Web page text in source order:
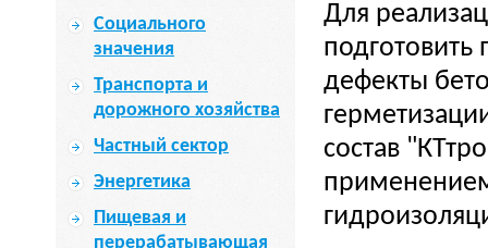
Социального
значения
Транспорта и
дорожного хозяйства
Частный сектор
Энергетика
Пищевая и
перерабатывающая
Для
подготовить
дефекты
состав